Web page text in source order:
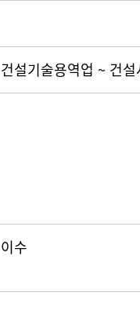
건설기술용역업 ~ 건
이수